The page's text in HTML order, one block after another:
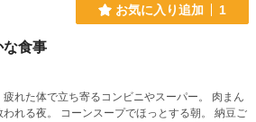
お気に入り追加 1
な食事
れた体で立ち寄るコンビニやスーパー。 肉まん
われる夜。 コーンスープでほっとする朝。 納豆ご